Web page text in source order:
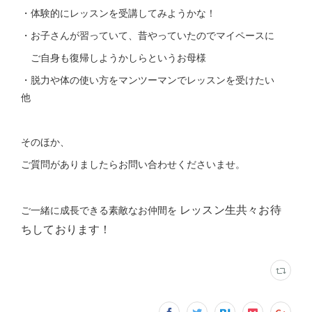
・体験的にレッスンを受講してみようかな！
・お子さんが習っていて、昔やっていたのでマイペースに
ご自身も復帰しようかしらというお母様
・脱力や体の使い方をマンツーマンでレッスンを受けたい
他
そのほか、
ご質問がありましたらお問い合わせくださいませ。
ご一緒に成長できる素敵なお仲間を レッスン生共々お待
ちしております！